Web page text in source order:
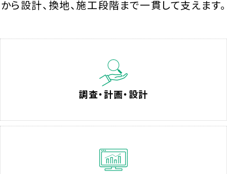
から設計、換地、施工段階まで一貫して支えます。
調査・計画・設計